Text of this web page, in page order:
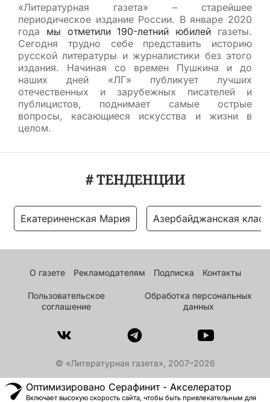
«Литературная газета» – старейшее
периодическое издание России. В январе 2020
года мы отметили 190-летний юбилей газеты.
Сегодня трудно себе представить историю
русской литературы и журналистики без этого
издания. Начиная со времен Пушкина и до
наших дней «ЛГ» публикует лучших
отечественных и зарубежных писателей и
публицистов, поднимает самые острые
вопросы, касающиеся искусства и жизни в
целом.
# ТЕНДЕНЦИИ
Екатериненская Мария Азербайджанская
О газете Рекламодателям Подписка Контакты
Пользовательское
соглашение
Обработка персональных
данных
© «Литературная газета», 2007–2026
Оптимизировано Серафинит - Акселератор
Включает высокую скорость сайта, чтобы быть привлекательным для